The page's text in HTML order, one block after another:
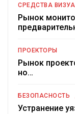
СРЕДСТВА
Рынок
ПРОЕКТОРЫ
Рынок
но…
БЕЗОПАСНОСТЬ
Устранение